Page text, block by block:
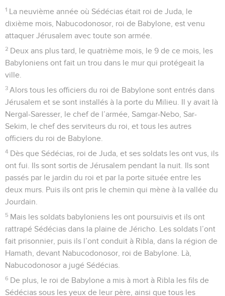
1 La neuvième année où Sédécias était roi de Juda, le
dixième mois, Nabucodonosor, roi de Babylone, est venu
attaquer Jérusalem avec toute son armée.
2 Deux ans plus tard, le quatrième mois, le 9 de ce mois, les
Babyloniens ont fait un trou dans le mur qui protégeait la
ville.
3 Alors tous les officiers du roi de Babylone sont entrés dans
Jérusalem et se sont installés à la porte du Milieu. Il y avait là
Nergal-Saresser, le chef de l’armée, Samgar-Nebo, Sar-
Sekim, le chef des serviteurs du roi, et tous les autres
officiers du roi de Babylone.
4 Dès que Sédécias, roi de Juda, et ses soldats les ont vus, ils
ont fui. Ils sont sortis de Jérusalem pendant la nuit. Ils sont
passés par le jardin du roi et par la porte située entre les
deux murs. Puis ils ont pris le chemin qui mène à la vallée du
Jourdain.
5 Mais les soldats babyloniens les ont poursuivis et ils ont
rattrapé Sédécias dans la plaine de Jéricho. Les soldats l’ont
fait prisonnier, puis ils l’ont conduit à Ribla, dans la région de
Hamath, devant Nabucodonosor, roi de Babylone. Là,
Nabucodonosor a jugé Sédécias.
6 De plus, le roi de Babylone a mis à mort à Ribla les fils de
Sédécias sous les yeux de leur père, ainsi que tous les